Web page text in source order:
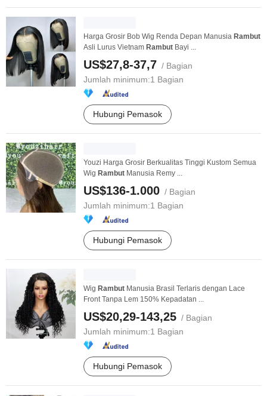
Harga Grosir Bob Wig Renda Depan Manusia Rambut
Asli Lurus Vietnam Rambut Bayi ...
US$27,8-37,7 / Bagian
Jumlah minimum:1 Bagian
Hubungi Pemasok
Youzi Harga Grosir Berkualitas Tinggi Kustom Semua
Wig Rambut Manusia Remy ...
US$136-1.000 / Bagian
Jumlah minimum:1 Bagian
Hubungi Pemasok
Wig Rambut Manusia Brasil Terlaris dengan Lace
Front Tanpa Lem 150% Kepadatan ...
US$20,29-143,25 / Bagian
Jumlah minimum:1 Bagian
Hubungi Pemasok